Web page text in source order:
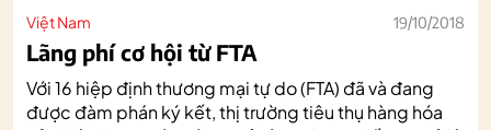
Việt Nam 19/10/2018
Lãng phí cơ hội từ FTA
Với 16 hiệp định thương mại tự do (FTA) đã và đang
được đàm phán ký kết, thị trường tiêu thụ hàng hóa